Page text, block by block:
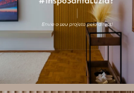
Jul 28
14 0